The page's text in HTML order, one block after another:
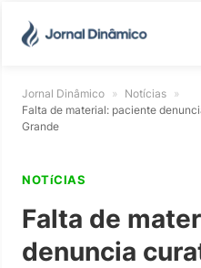
Jornal Dinâmico » Notícias »
Falta de material: paciente
Grande
NOTíCIAS
Falta de
denuncia